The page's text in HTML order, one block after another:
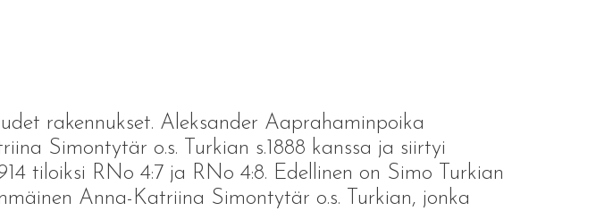
rakennukset. Aleksander Aaprahaminpoika
Simontytär o.s. Turkian s.1888 kanssa ja siirtyi
tiloiksi RNo 4:7 ja RNo 4:8. Edellinen on Simo Turkian
Anna-Katriina Simontytär o.s. Turkian, jonka